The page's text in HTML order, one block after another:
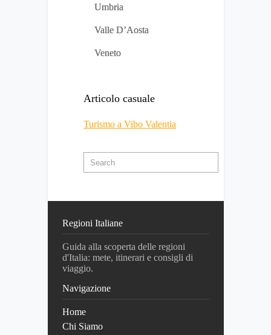
Umbria
Valle D’Aosta
Veneto
Articolo casuale
Turismo a Vibo Valentia
Regioni Italiane
Guida alla scoperta delle regioni
d'Italia: mete, itinerari e consigli di
viaggio.
Navigazione
Home
Chi Siamo